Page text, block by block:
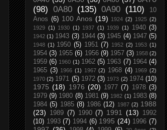
(98) 0A80 (135) 0A90 (110)
10
Anos (6) 100 Anos (19) 1924 (2) 1925 (2)
1929 (1) 1930 (1) 1937 (1) 1939 (1) 1940 (3)
1942 (1) 1943 (3) 1944 (3) 1945 (4) 1947 (5)
1948 (1) 1950 (5) 1951 (7) 1952 (2) 1953 (1)
1954 (3) 1955 (6) 1956 (9) 1957 (3) 1958 (2)
1959 (6) 1960 (1) 1962 (5) 1963 (7) 1964 (4)
1965 (3) 1966 (1) 1967 (2) 1968 (4) 1969 (2)
1970 (2) 1971 (5) 1972 (3) 1973 (2) 1974 (10)
1975 (18) 1976 (20) 1977 (7) 1978 (3)
1979 (9) 1980 (8) 1981 (9) 1982 (1) 1983 (8)
1984 (5) 1985 (8) 1986 (12) 1987 (2) 1988
(23)
1989 (7) 1990 (7) 1991 (13)
1992
(10) 1993 (7) 1994 (6) 1995 (24) 1996 (7)